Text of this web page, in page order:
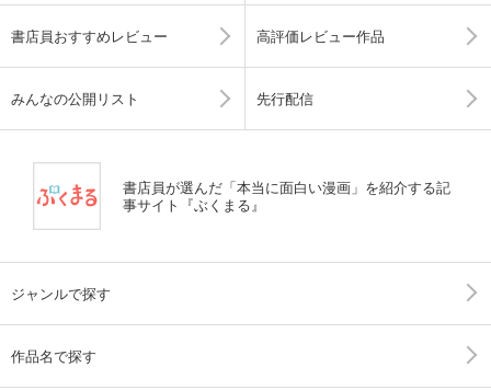
書店員おすすめレビュー 高評価レビュー作品
みんなの公開リスト 先行配信
書店員が選んだ「本当に面白い漫画」を紹介する記
事サイト『ぶくまる』
ジャンルで探す
作品名で探す